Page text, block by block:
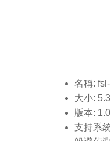
名稱:
大小:
版本: 1.0
支持系